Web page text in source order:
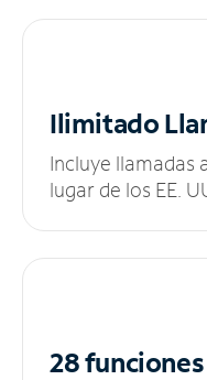
Ilimitado
Incluye llamadas
lugar de los EE.
28